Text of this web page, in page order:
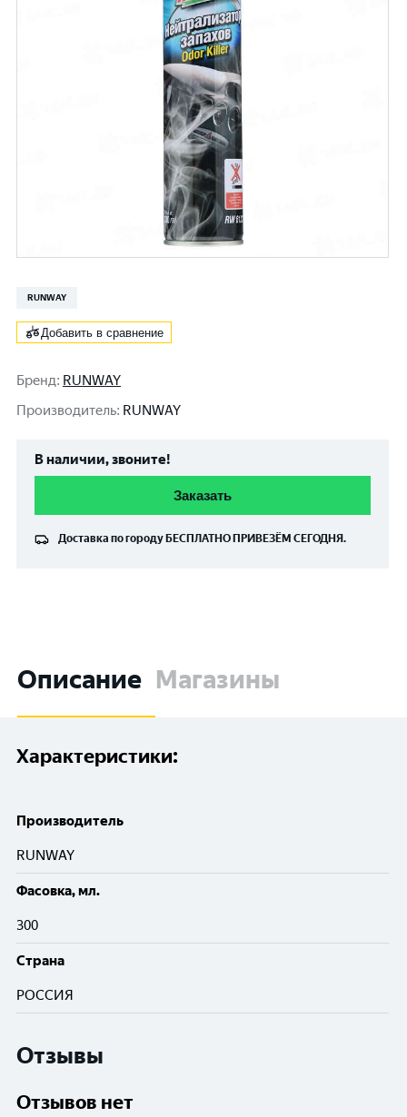
RUNWAY
Добавить в сравнение
Бренд: RUNWAY
Производитель: RUNWAY
В наличии, звоните!
Заказать
Доставка по городу БЕСПЛАТНО ПРИВЕЗЁМ СЕГОДНЯ.
Описание Магазины
Характеристики:
Производитель
RUNWAY
Фасовка, мл.
300
Cтрана
РОССИЯ
Отзывы
Отзывов нет